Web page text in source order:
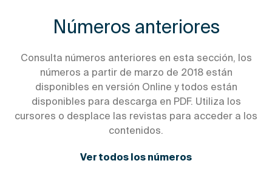
Números anteriores
Consulta números anteriores en esta sección, los
números a partir de marzo de 2018 están
disponibles en versión Online y todos están
disponibles para descarga en PDF. Utiliza los
cursores o desplace las revistas para acceder a los
contenidos.
Ver todos los números